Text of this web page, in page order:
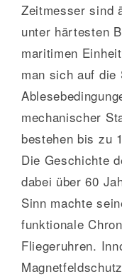
Zeitmesser sind
unter härtesten
maritimen
man sich auf die
mechanischer
bestehen bis zu
Die Geschichte
dabei über 60
Sinn machte
funktionale
Fliegeruhren.